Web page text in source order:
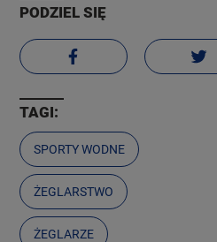
PODZIEL SIĘ
TAGI:
SPORTY WODNE
ŻEGLARSTWO
ŻEGLARZE